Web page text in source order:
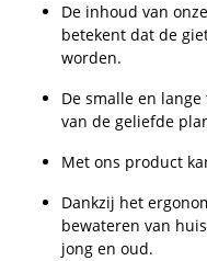
De inhoud van
betekent dat de
worden.
De smalle en
van de geliefde
Met ons product
Dankzij het
bewateren van
jong en oud.